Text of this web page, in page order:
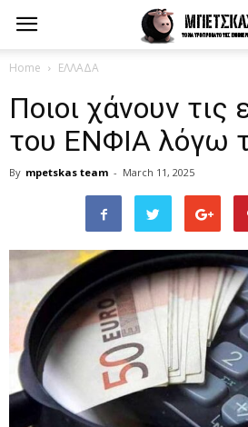
Home ΕΛΛΑΔΑ
Ποιοι χάνουν τις
του ΕΝΦΙΑ λόγω
By mpetskas team - March 11, 2025